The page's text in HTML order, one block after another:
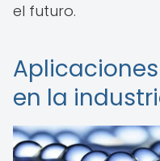
el futuro.
en la